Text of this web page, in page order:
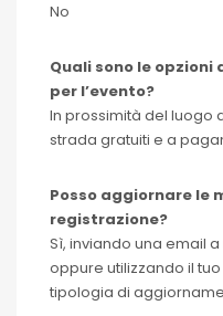
No
Quali sono le
per l’evento?
In prossimità del luogo
strada gratuiti e a
Posso aggiornare le
registrazione?
Sì, inviando una email
oppure utilizzando il
tipologia di